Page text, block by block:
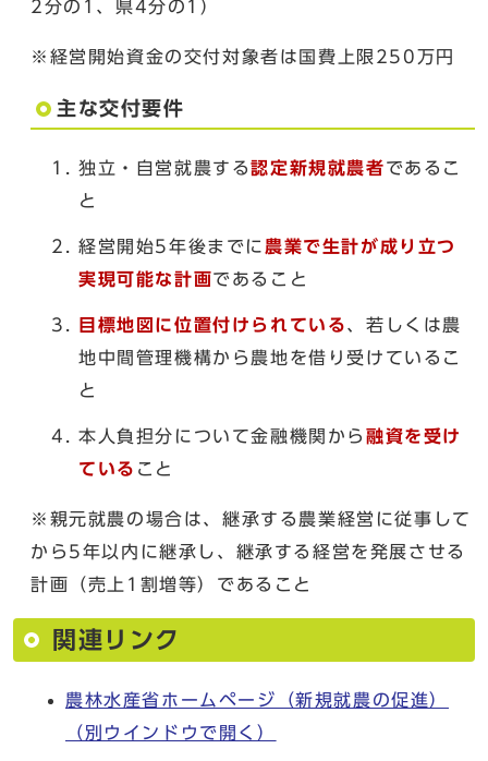
2分の1、県4分の1）
※経営開始資金の交付対象者は国費上限250万円
主な交付要件
独立・自営就農する認定新規就農者であるこ
と
経営開始5年後までに 農業で生計が成り立つ
実現可能な計画であること
目標地図に位置付けられている、若しくは農
地中間管理機構から農地を借り受けているこ
と
本人負担分について金融機関から 融資を受け
ている こと
※親元就農の場合は、継承する農業経営に従事して
から5年以内に継承し、継承する経営を発展させる
計画（売上1割増等）であること
関連リンク
農林水産省ホームページ（新規就農の促進）
（別ウインドウで開く）